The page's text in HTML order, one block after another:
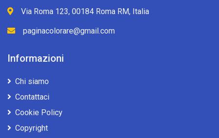
Via Roma 123, 00184 Roma RM, Italia
paginacolorare@gmail.com
Informazioni
Chi siamo
Contattaci
Cookie Policy
Copyright